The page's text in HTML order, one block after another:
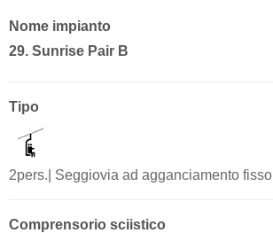
Nome impianto
29. Sunrise Pair B
Tipo
2pers.| Seggiovia ad agganciamento fisso
Comprensorio sciistico